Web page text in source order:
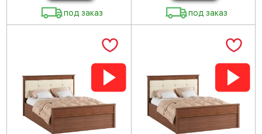
под заказ под заказ